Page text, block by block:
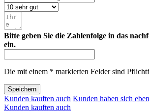
Bitte geben Sie die Zahlenfolge in das
ein.
Die mit einem * markierten Felder sind
Speichern
Kunden kauften auch Kunden haben sich
Kunden kauften auch